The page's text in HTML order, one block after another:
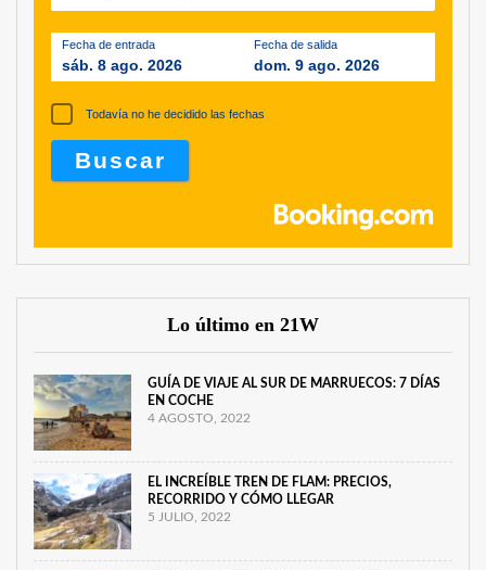
Fecha de entrada
sáb. 8 ago. 2026
Fecha de salida
dom. 9 ago. 2026
Todavía no he decidido las fechas
Lo último en 21W
GUÍA DE VIAJE AL SUR DE MARRUECOS: 7 DÍAS
EN COCHE
4 AGOSTO, 2022
EL INCREÍBLE TREN DE FLAM: PRECIOS,
RECORRIDO Y CÓMO LLEGAR
5 JULIO, 2022